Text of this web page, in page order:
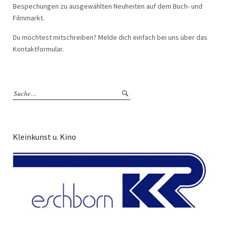
Bespechungen zu ausgewählten Neuheiten auf dem Buch- und
Filmmarkt.
Du möchtest mitschreiben? Melde dich einfach bei uns über das
Kontaktformular.
Kleinkunst u. Kino